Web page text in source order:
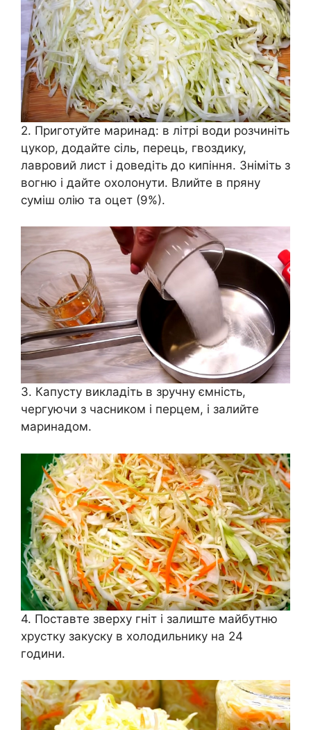
2. Приготуйте маринад: в літрі води розчиніть
цукор, додайте сіль, перець, гвоздику,
лавровий лист і доведіть до кипіння. Зніміть з
вогню і дайте охолонути. Влийте в пряну
суміш олію та оцет (9%).
3. Капусту викладіть в зручну ємність,
чергуючи з часником і перцем, і залийте
маринадом.
4. Поставте зверху гніт і залиште майбутню
хрустку закуску в холодильнику на 24
години.